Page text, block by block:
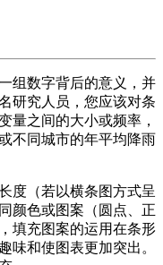
组数字背后的意义，并
研究人员，您应该对条
量之间的大小或频率，
不同城市的年平均降雨
度（若以横条图方式呈
颜色或图案（圆点、正
填充图案的运用在条形
味和使图表更加突出。